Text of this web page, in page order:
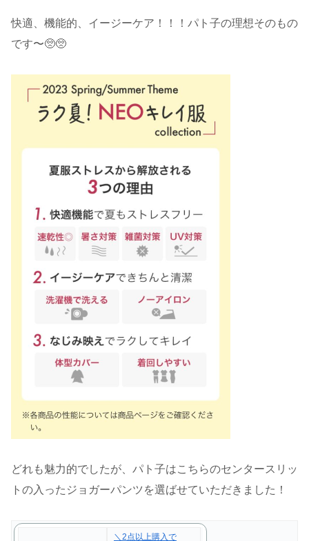
快適、機能的、イージーケア！！！パト子の理想そのもの
です〜🥺🥺
どれも魅力的でしたが、パト子はこちらのセンタースリッ
トの入ったジョガーパンツを選ばせていただきました！
＼2点以上購入で